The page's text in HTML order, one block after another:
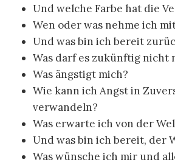
Und welche Farbe hat die
Wen oder was nehme ich
Und was bin ich bereit
Was darf es zukünftig nicht
Was ängstigt mich?
Wie kann ich Angst in
verwandeln?
Was erwarte ich von der
Und was bin ich bereit, der
Was wünsche ich mir und